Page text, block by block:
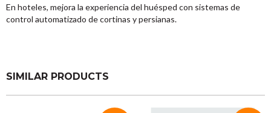
En hoteles, mejora la experiencia del huésped con sistemas de
control automatizado de cortinas y persianas.
SIMILAR PRODUCTS